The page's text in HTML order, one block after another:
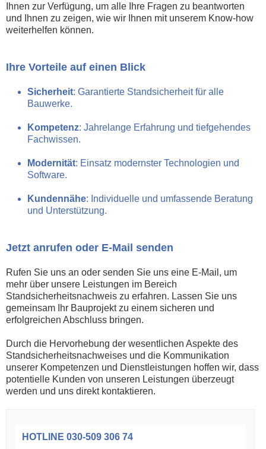
Ihnen zur Verfügung, um alle Ihre Fragen zu beantworten
und Ihnen zu zeigen, wie wir Ihnen mit unserem Know-how
weiterhelfen können.
Ihre Vorteile auf einen Blick
Sicherheit: Garantierte Standsicherheit für alle
Bauwerke.
Kompetenz: Jahrelange Erfahrung und tiefgehendes
Fachwissen.
Modernität: Einsatz modernster Technologien und
Software.
Kundennähe: Individuelle und umfassende Beratung
und Unterstützung.
Jetzt anrufen oder E-Mail senden
Rufen Sie uns an oder senden Sie uns eine E-Mail, um
mehr über unsere Leistungen im Bereich
Standsicherheitsnachweis zu erfahren. Lassen Sie uns
gemeinsam Ihr Bauprojekt zu einem sicheren und
erfolgreichen Abschluss bringen.
Durch die Hervorhebung der wesentlichen Aspekte des
Standsicherheitsnachweises und die Kommunikation
unserer Kompetenzen und Dienstleistungen hoffen wir, dass
potentielle Kunden von unseren Leistungen überzeugt
werden und uns direkt kontaktieren.
HOTLINE 030-509 306 74